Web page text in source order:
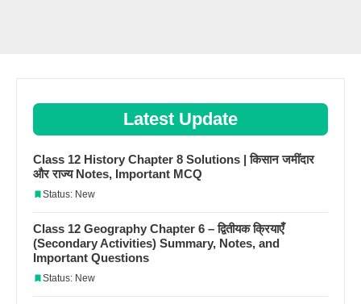
Latest Update
Class 12 History Chapter 8 Solutions | किसान जमींदार
और राज्य Notes, Important MCQ
Status: New
Class 12 Geography Chapter 6 – द्वितीयक क्रियाएँ
(Secondary Activities) Summary, Notes, and
Important Questions
Status: New